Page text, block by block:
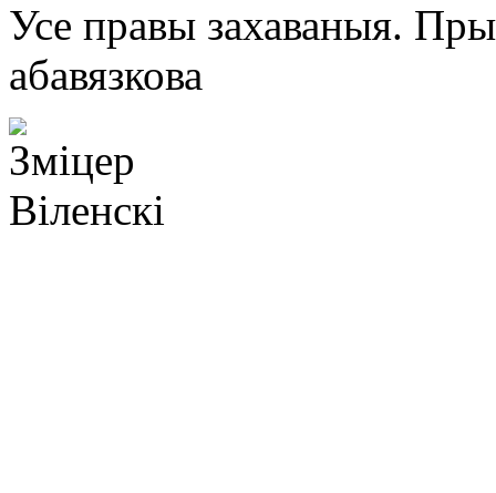
Усе правы захаваныя.
абавязкова